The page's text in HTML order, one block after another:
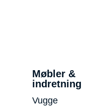
Møbler &
indretning
Vugge